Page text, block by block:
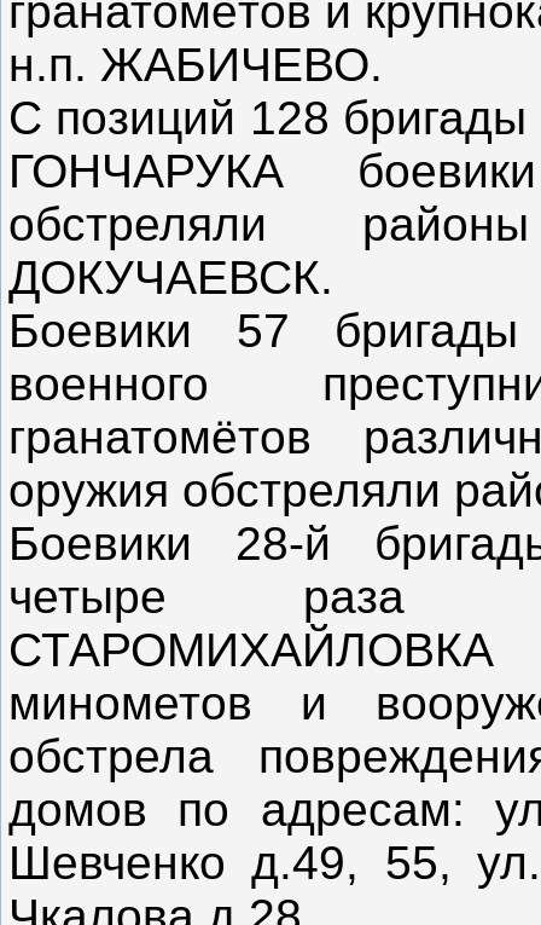
гранатомётов и
н.п. ЖАБИЧЕВО.
С позиций 128
ГОНЧАРУКА
обстреляли
ДОКУЧАЕВСК.
Боевики 57
военного
гранатомётов
оружия обстреляли
Боевики 28-й
четыре раза
минометов и
обстрела
домов по адресам:
Шевченко д.49, 55,